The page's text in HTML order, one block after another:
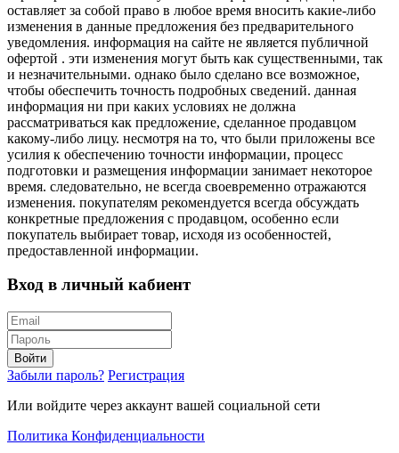
оставляет за собой право в любое время вносить какие-либо
изменения в данные предложения без предварительного
уведомления. информация на сайте не является публичной
офертой . эти изменения могут быть как существенными, так
и незначительными. однако было сделано все возможное,
чтобы обеспечить точность подробных сведений. данная
информация ни при каких условиях не должна
рассматриваться как предложение, сделанное продавцом
какому-либо лицу. несмотря на то, что были приложены все
усилия к обеспечению точности информации, процесс
подготовки и размещения информации занимает некоторое
время. следовательно, не всегда своевременно отражаются
изменения. покупателям рекомендуется всегда обсуждать
конкретные предложения с продавцом, особенно если
покупатель выбирает товар, исходя из особенностей,
предоставленной информации.
Вход в личный кабиент
Войти
Забыли пароль? Регистрация
Или войдите через аккаунт вашей социальной сети
Политика Конфиденциальности